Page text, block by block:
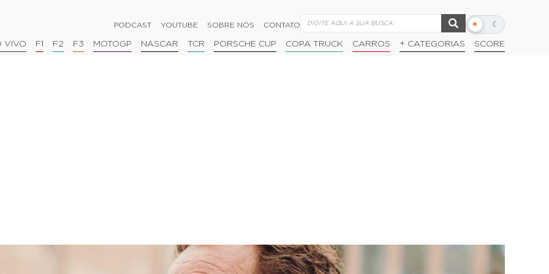
PODCAST YOUTUBE SOBRE NÓS CONTATO ☀ ☾
Alternar
escuro
VIVO F1 F2 F3 MOTOGP NASCAR TCR PORSCHE CUP COPA TRUCK CARROS + CATEGORIAS SCORE